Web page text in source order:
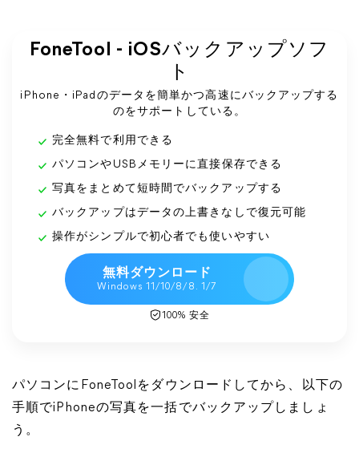
FoneTool - iOSバックアップソフ
ト
iPhone・iPadのデータを簡単かつ高速にバックアップする
のをサポートしている。
完全無料で利用できる
パソコンやUSBメモリーに直接保存できる
写真をまとめて短時間でバックアップする
バックアップはデータの上書きなしで復元可能
操作がシンプルで初心者でも使いやすい
無料ダウンロード
Windows 11/10/8/8. 1/7
100% 安全
パソコンにFoneToolをダウンロードしてから、以下の
手順でiPhoneの写真を一括でバックアップしましょ
う。